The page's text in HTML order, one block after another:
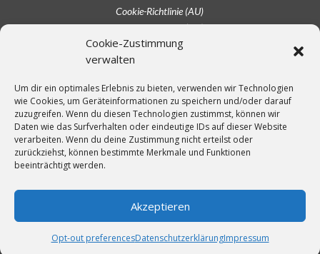
Cookie-Zustimmung
verwalten
Um dir ein optimales Erlebnis zu bieten, verwenden wir Technologien
wie Cookies, um Geräteinformationen zu speichern und/oder darauf
zuzugreifen. Wenn du diesen Technologien zustimmst, können wir
Daten wie das Surfverhalten oder eindeutige IDs auf dieser Website
verarbeiten. Wenn du deine Zustimmung nicht erteilst oder
zurückziehst, können bestimmte Merkmale und Funktionen
beeinträchtigt werden.
Akzeptieren
Opt-out preferencesDatenschutzerklärungImpressum
Cookie-Richtlinie (AU)
Cookie-Richtlinie (CA)
Cookie-Richtlinie (UK)
Haftungsausschluss
Opt-out-Einstellungen
Datenschutzerklärung (EU)
Datenschutzerklärung (AU)
Datenschutzerklärung (CA)
Datenschutzerklärung (UK)
Allgemeine Geschäftsbedingungen